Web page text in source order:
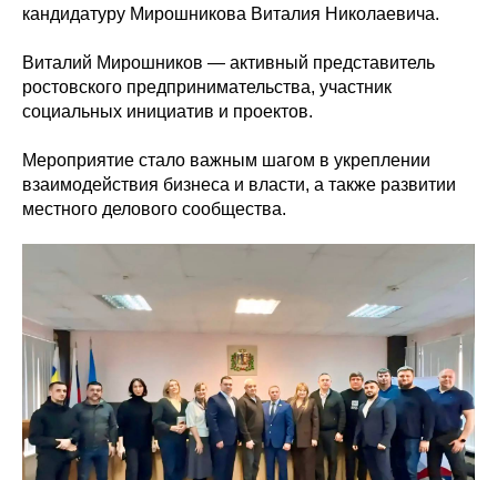
кандидатуру Мирошникова Виталия Николаевича.
Виталий Мирошников — активный представитель
ростовского предпринимательства, участник
социальных инициатив и проектов.
Мероприятие стало важным шагом в укреплении
взаимодействия бизнеса и власти, а также развитии
местного делового сообщества.